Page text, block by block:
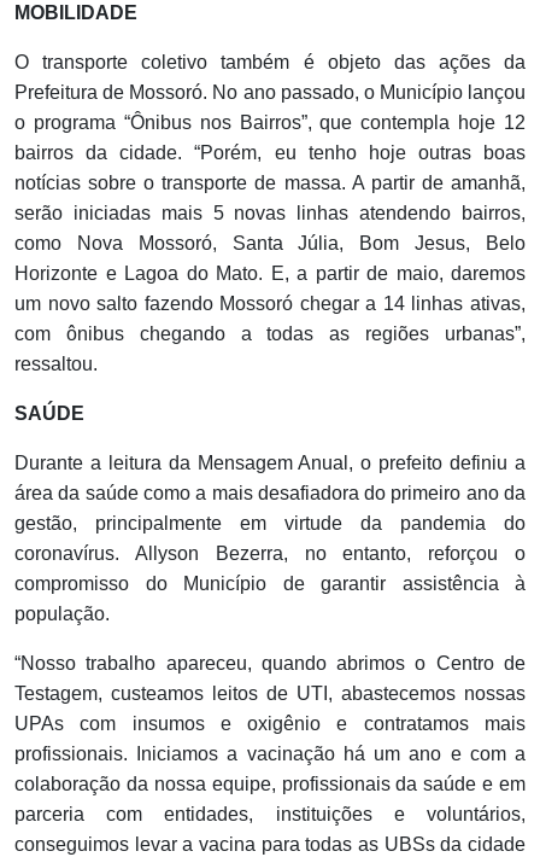
MOBILIDADE
O transporte coletivo também é objeto das ações da
Prefeitura de Mossoró. No ano passado, o Município lançou
o programa “Ônibus nos Bairros”, que contempla hoje 12
bairros da cidade. “Porém, eu tenho hoje outras boas
notícias sobre o transporte de massa. A partir de amanhã,
serão iniciadas mais 5 novas linhas atendendo bairros,
como Nova Mossoró, Santa Júlia, Bom Jesus, Belo
Horizonte e Lagoa do Mato. E, a partir de maio, daremos
um novo salto fazendo Mossoró chegar a 14 linhas ativas,
com ônibus chegando a todas as regiões urbanas”,
ressaltou.
SAÚDE
Durante a leitura da Mensagem Anual, o prefeito definiu a
área da saúde como a mais desafiadora do primeiro ano da
gestão, principalmente em virtude da pandemia do
coronavírus. Allyson Bezerra, no entanto, reforçou o
compromisso do Município de garantir assistência à
população.
“Nosso trabalho apareceu, quando abrimos o Centro de
Testagem, custeamos leitos de UTI, abastecemos nossas
UPAs com insumos e oxigênio e contratamos mais
profissionais. Iniciamos a vacinação há um ano e com a
colaboração da nossa equipe, profissionais da saúde e em
parceria com entidades, instituições e voluntários,
conseguimos levar a vacina para todas as UBSs da cidade